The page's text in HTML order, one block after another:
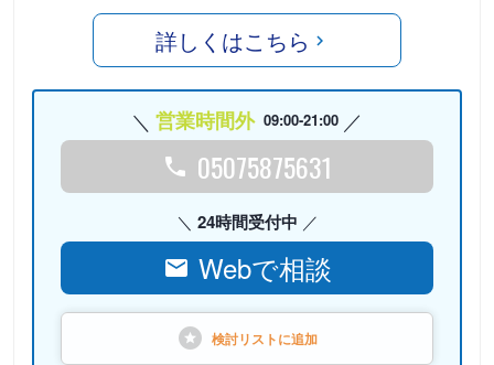
詳しくはこちら
営業時間外 09:00-21:00
05075875631
24時間受付中
Webで相談
検討リストに追加